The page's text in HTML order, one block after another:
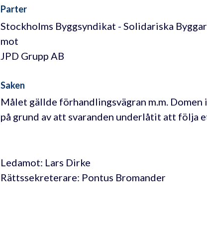
Parter
Stockholms Byggsyndikat - Solidariska
mot
JPD Grupp AB
Saken
Målet gällde förhandlingsvägran m.m.
på grund av att svaranden underlåtit att följa
Ledamot: Lars Dirke
Rättssekreterare: Pontus Bromander